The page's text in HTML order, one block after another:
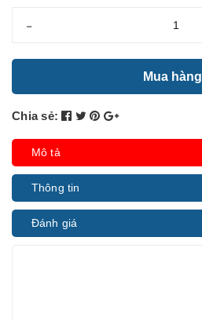
-
Mua hàng
Chia sẻ:
Mô tả
Thông tin
Đánh giá